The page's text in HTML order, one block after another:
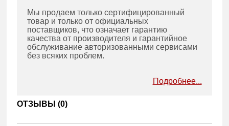
Мы продаем только сертифицированный
товар и только от официальных
поставщиков, что означает гарантию
качества от производителя и гарантийное
обслуживание авторизованными сервисами
без всяких проблем.
Подробнее...
ОТЗЫВЫ (0)